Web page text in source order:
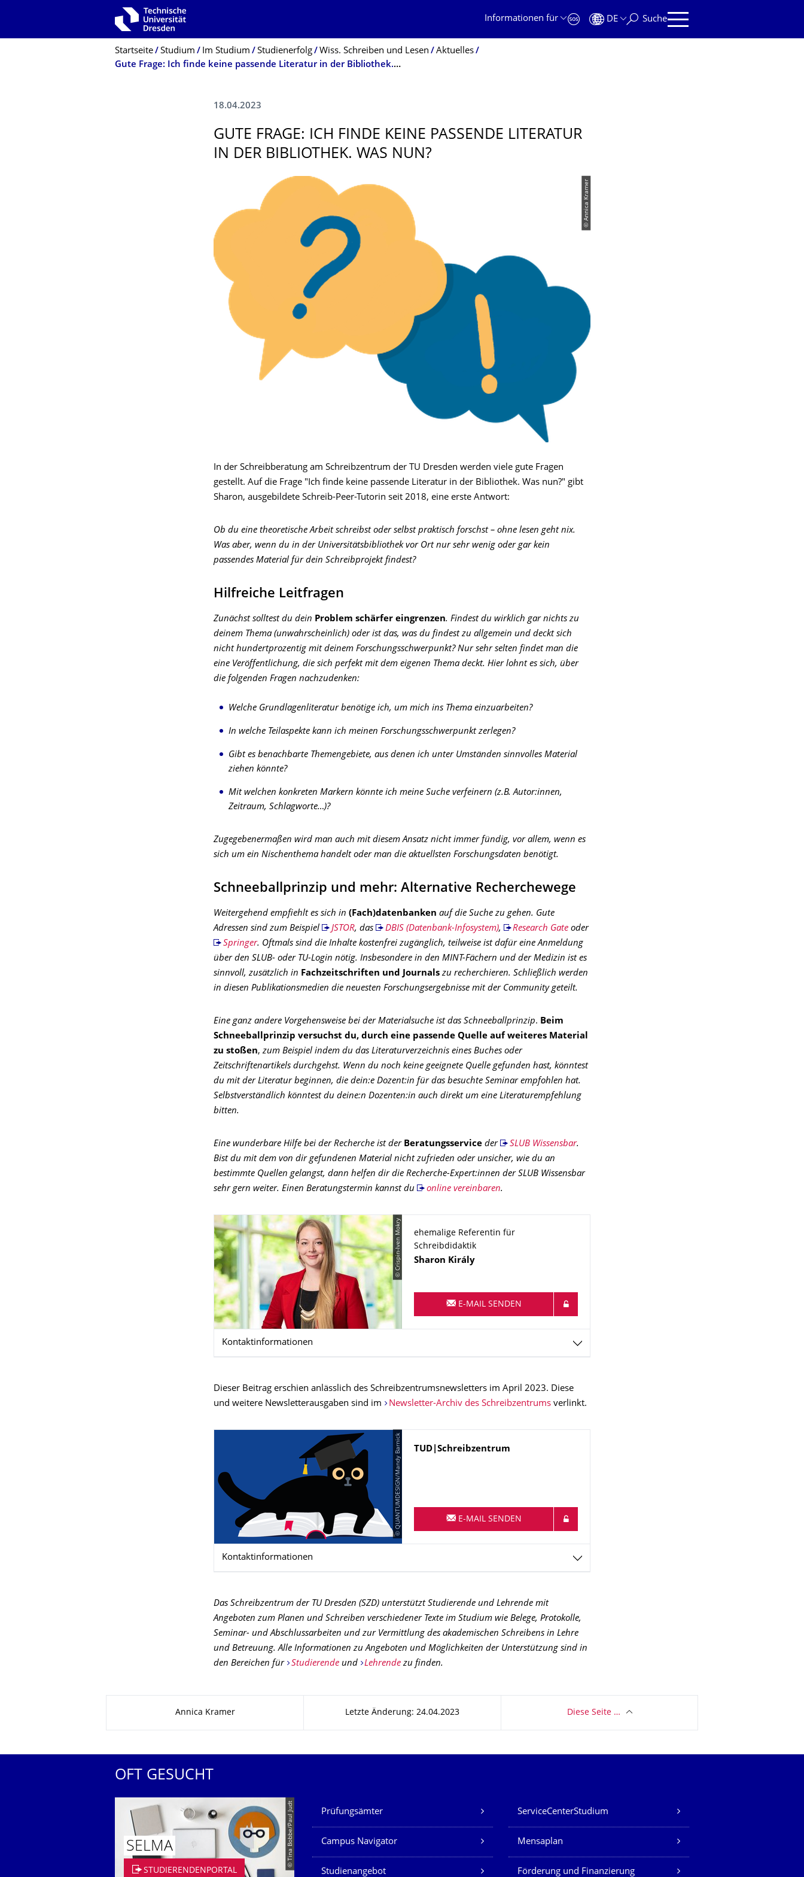
Zur Hauptnavigation springen
Informationen für
DE Suche
Breadcrumb-Menü
Startseite Studium Im Studium Studienerfolg Wiss. Schreiben und Lesen
Aktuelles
Gute Frage: Ich finde keine passende Literatur in der Bibliothek. Was nun?
18.04.2023
GUTE FRAGE: ICH FINDE KEINE PASSENDE LITERATUR
IN DER BIBLIOTHEK. WAS NUN?
© Annica Kramer
In der Schreibberatung am Schreibzentrum der TU Dresden werden viele gute Fragen
gestellt. Auf die Frage "Ich finde keine passende Literatur in der Bibliothek. Was nun?" gibt
Sharon, ausgebildete Schreib-Peer-Tutorin seit 2018, eine erste Antwort:
Ob du eine theoretische Arbeit schreibst oder selbst praktisch forschst – ohne lesen geht nix.
Was aber, wenn du in der Universitätsbibliothek vor Ort nur sehr wenig oder gar kein
passendes Material für dein Schreibprojekt findest?
Hilfreiche Leitfragen
Zunächst solltest du dein Problem schärfer eingrenzen. Findest du wirklich gar nichts zu
deinem Thema (unwahrscheinlich) oder ist das, was du findest zu allgemein und deckt sich
nicht hundertprozentig mit deinem Forschungsschwerpunkt? Nur sehr selten findet man die
eine Veröffentlichung, die sich perfekt mit dem eigenen Thema deckt. Hier lohnt es sich, über
die folgenden Fragen nachzudenken:
Welche Grundlagenliteratur benötige ich, um mich ins Thema einzuarbeiten?
In welche Teilaspekte kann ich meinen Forschungsschwerpunkt zerlegen?
Gibt es benachbarte Themengebiete, aus denen ich unter Umständen sinnvolles Material
ziehen könnte?
Mit welchen konkreten Markern könnte ich meine Suche verfeinern (z.B. Autor:innen,
Zeitraum, Schlagworte…)?
Zugegebenermaßen wird man auch mit diesem Ansatz nicht immer fündig, vor allem, wenn es
sich um ein Nischenthema handelt oder man die aktuellsten Forschungsdaten benötigt.
Schneeballprinzip und mehr: Alternative Recherchewege
Weitergehend empfiehlt es sich in (Fach)datenbanken auf die Suche zu gehen. Gute
Adressen sind zum Beispiel
JSTOR, das DBIS (Datenbank-Infosystem), Research Gate oder
Springer. Oftmals sind die Inhalte kostenfrei zugänglich, teilweise ist dafür eine Anmeldung
über den SLUB- oder TU-Login nötig. Insbesondere in den MINT-Fächern und der Medizin ist es
sinnvoll, zusätzlich in Fachzeitschriften und Journals zu recherchieren. Schließlich werden
in diesen Publikationsmedien die neuesten Forschungsergebnisse mit der Community geteilt.
Eine ganz andere Vorgehensweise bei der Materialsuche ist das Schneeballprinzip. Beim
Schneeballprinzip versuchst du, durch eine passende Quelle auf weiteres Material
zu stoßen,zum Beispiel indem du das Literaturverzeichnis eines Buches oder
Zeitschriftenartikels durchgehst. Wenn du noch keine geeignete Quelle gefunden hast, könntest
du mit der Literatur beginnen, die dein:e Dozent:in für das besuchte Seminar empfohlen hat.
Selbstverständlich könntest du deine:n Dozenten:in auch direkt um eine Literaturempfehlung
bitten.
Eine wunderbare Hilfe bei der Recherche ist der Beratungsservice der SLUB Wissensbar.
Bist du mit dem von dir gefundenen Material nicht zufrieden oder unsicher, wie du an
bestimmte Quellen gelangst, dann helfen dir die Recherche-Expert:innen der SLUB Wissensbar
sehr gern weiter. Einen Beratungstermin kannst du
online vereinbaren.
© Crispin-Iven Mokry
ehemalige Referentin für
Schreibdidaktik
Name
Sharon Király
E-MAIL SENDEN
Kontaktinformationen
Dieser Beitrag erschien anlässlich des Schreibzentrumsnewsletters im April 2023. Diese
und weitere Newsletterausgaben sind im
Newsletter-Archiv des Schreibzentrumsverlinkt.
© QUANTUMDESIGN/Mandy Barnick Name
TUD|Schreibzentrum
E-MAIL SENDEN
Kontaktinformationen
Das Schreibzentrum der TU Dresden (SZD) unterstützt Studierende und Lehrende mit
Angeboten zum Planen und Schreiben verschiedener Texte im Studium wie Belege, Protokolle,
Seminar- und Abschlussarbeiten und zur Vermittlung des akademischen Schreibens in Lehre
und Betreuung. Alle Informationen zu Angeboten und Möglichkeiten der Unterstützung sind in
den Bereichen für
Studierende und Lehrende zu finden.
Annica Kramer Letzte Änderung: 24.04.2023 Diese Seite …
OFT GESUCHT
© Tina Bobbe/Paul Judt
SELMA
STUDIERENDENPORTAL
Unsere Dienste
Prüfungsämter ServiceCenterStudium
Campus Navigator Mensaplan
Studienangebot Förderung und Finanzierung